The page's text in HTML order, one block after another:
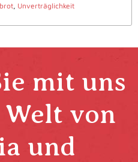
Unverträglichkeit
mit uns
von
und